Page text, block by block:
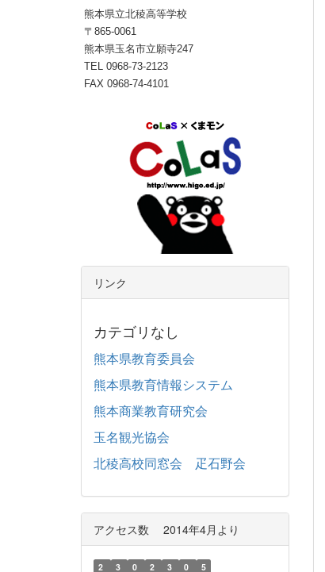
熊本県立北稜高等学校
〒865-0061
熊本県玉名市立願寺247
TEL 0968-73-2123
FAX 0968-74-4101
リンク
カテゴリなし
熊本県教育委員会
熊本県教育情報システム
熊本商業教育研究会
玉名観光協会
北稜高校同窓会 疋石野会
アクセス数 2014年4月より
2 3 0 2 3 0 5